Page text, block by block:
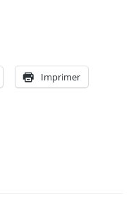
Imprimer